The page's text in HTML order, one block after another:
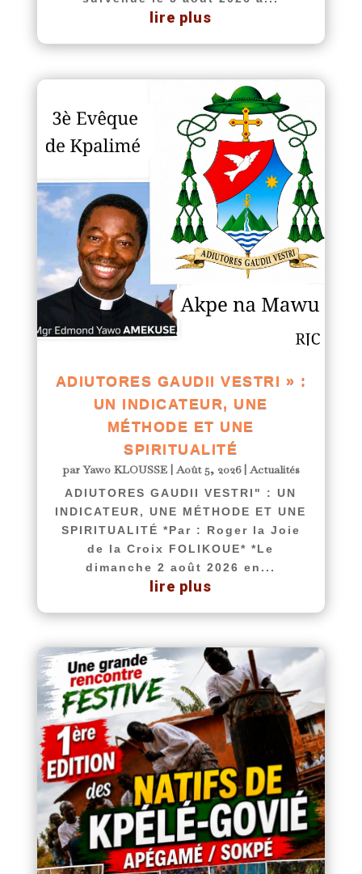
lire plus
ADIUTORES GAUDII VESTRI » :
UN INDICATEUR, UNE
MÉTHODE ET UNE
SPIRITUALITÉ
parYawo KLOUSSE|Août 5, 2026|Actualités
ADIUTORES GAUDII VESTRI" : UN
INDICATEUR, UNE MÉTHODE ET UNE
SPIRITUALITÉ *Par : Roger la Joie
de la Croix FOLIKOUE* *Le
dimanche 2 août 2026 en...
lire plus